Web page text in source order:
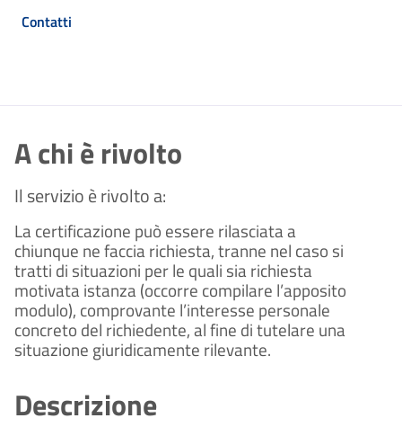
Contatti
A chi è rivolto
Il servizio è rivolto a:
La certificazione può essere rilasciata a
chiunque ne faccia richiesta, tranne nel caso si
tratti di situazioni per le quali sia richiesta
motivata istanza (occorre compilare l’apposito
modulo), comprovante l’interesse personale
concreto del richiedente, al fine di tutelare una
situazione giuridicamente rilevante.
Descrizione